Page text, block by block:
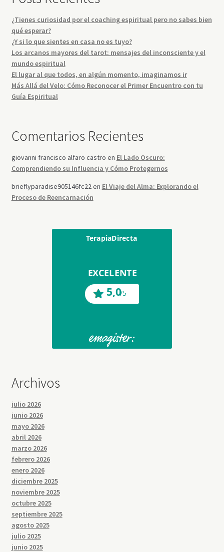
¿Tienes curiosidad por el coaching espiritual pero no sabes bien
qué esperar?
¿Y si lo que sientes en casa no es tuyo?
Los arcanos mayores del tarot: mensajes del inconsciente y el
mundo espiritual
El lugar al que todos, en algún momento, imaginamos ir
Más Allá del Velo: Cómo Reconocer el Primer Encuentro con tu
Guía Espiritual
Comentarios Recientes
giovanni francisco alfaro castro en El Lado Oscuro:
Comprendiendo su Influencia y Cómo Protegernos
brieflyparadise905146fc22en El Viaje del Alma: Explorando el
Proceso de Reencarnación
Archivos
julio 2026
junio 2026
mayo 2026
abril 2026
marzo 2026
febrero 2026
enero 2026
diciembre 2025
noviembre 2025
octubre 2025
septiembre 2025
agosto 2025
julio 2025
junio 2025